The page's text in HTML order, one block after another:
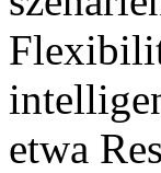
etwa